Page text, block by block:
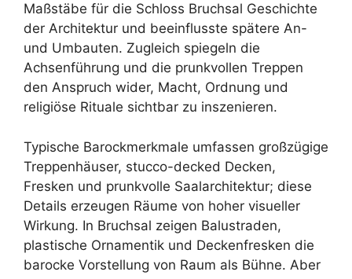
Maßstäbe für die Schloss Bruchsal Geschichte
der Architektur und beeinflusste spätere An-
und Umbauten. Zugleich spiegeln die
Achsenführung und die prunkvollen Treppen
den Anspruch wider, Macht, Ordnung und
religiöse Rituale sichtbar zu inszenieren.
Typische Barockmerkmale umfassen großzügige
Treppenhäuser, stucco-decked Decken,
Fresken und prunkvolle Saalarchitektur; diese
Details erzeugen Räume von hoher visueller
Wirkung. In Bruchsal zeigen Balustraden,
plastische Ornamentik und Deckenfresken die
barocke Vorstellung von Raum als Bühne. Aber